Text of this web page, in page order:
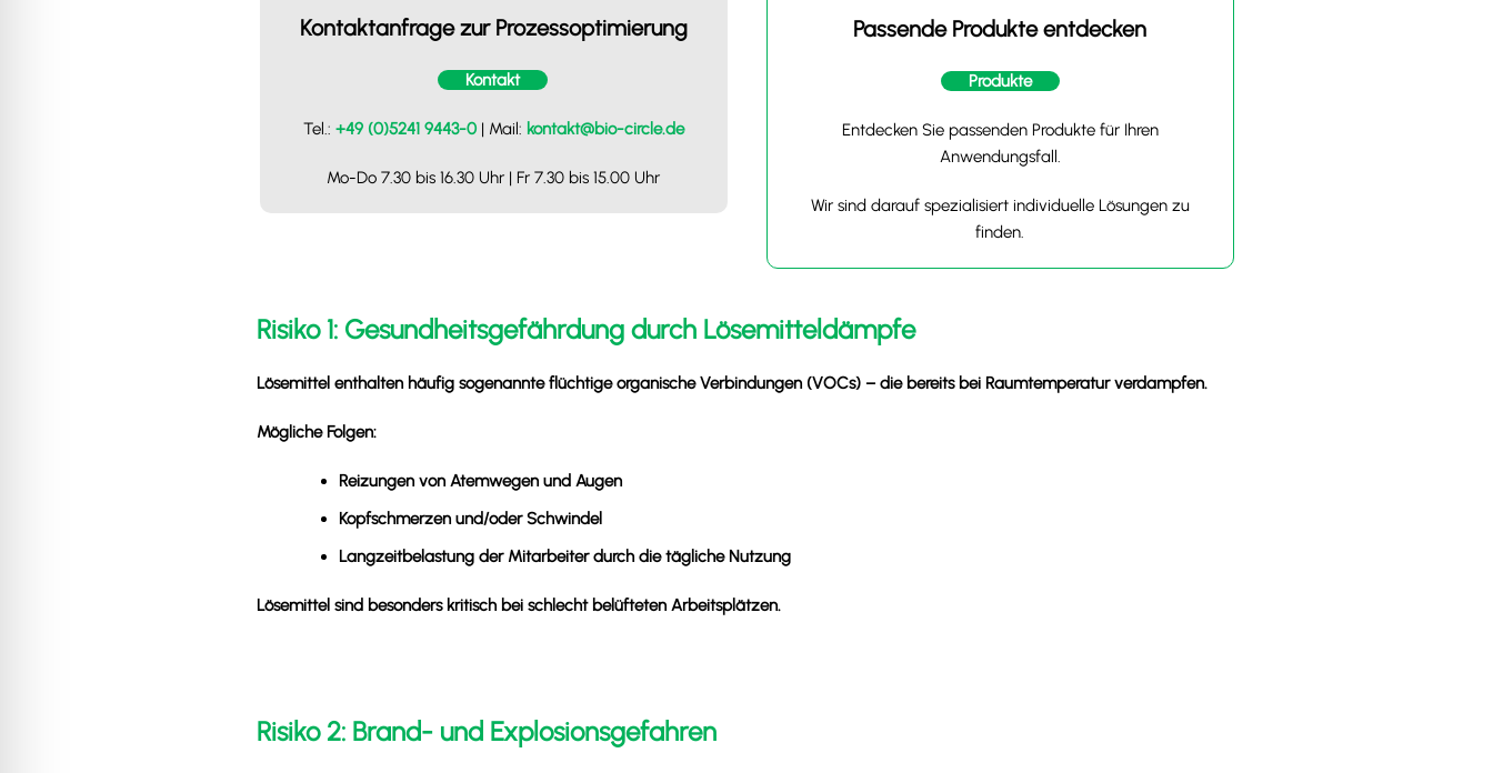
Kontaktanfrage zur Prozessoptimierung
Kontakt
Tel.: +49 (0)5241 9443-0| Mail: kontakt@bio-circle.de
Mo-Do 7.30 bis 16.30 Uhr | Fr 7.30 bis 15.00 Uhr
Passende Produkte entdecken
Produkte
Entdecken Sie passenden Produkte für Ihren
Anwendungsfall.
Wir sind darauf spezialisiert individuelle Lösungen zu
finden.
Risiko 1: Gesundheitsgefährdung durch Lösemitteldämpfe
Lösemittel enthalten häufig sogenannte flüchtige organische Verbindungen (VOCs) – die bereits bei Raumtemperatur verdampfen.
Mögliche Folgen:
Reizungen von Atemwegen und Augen
Kopfschmerzen und/oder Schwindel
Langzeitbelastung der Mitarbeiter durch die tägliche Nutzung
Lösemittel sind besonders kritisch bei schlecht belüfteten Arbeitsplätzen.
Risiko 2: Brand- und Explosionsgefahren